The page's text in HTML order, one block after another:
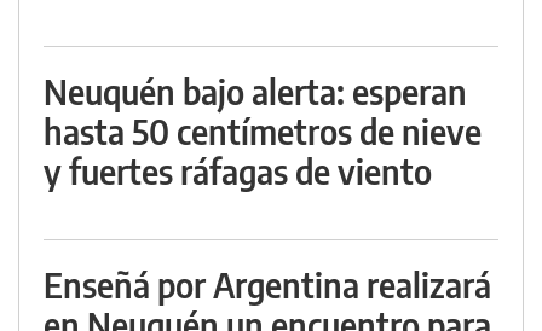
Neuquén bajo alerta: esperan
hasta 50 centímetros de nieve
y fuertes ráfagas de viento
Enseñá por Argentina realizará